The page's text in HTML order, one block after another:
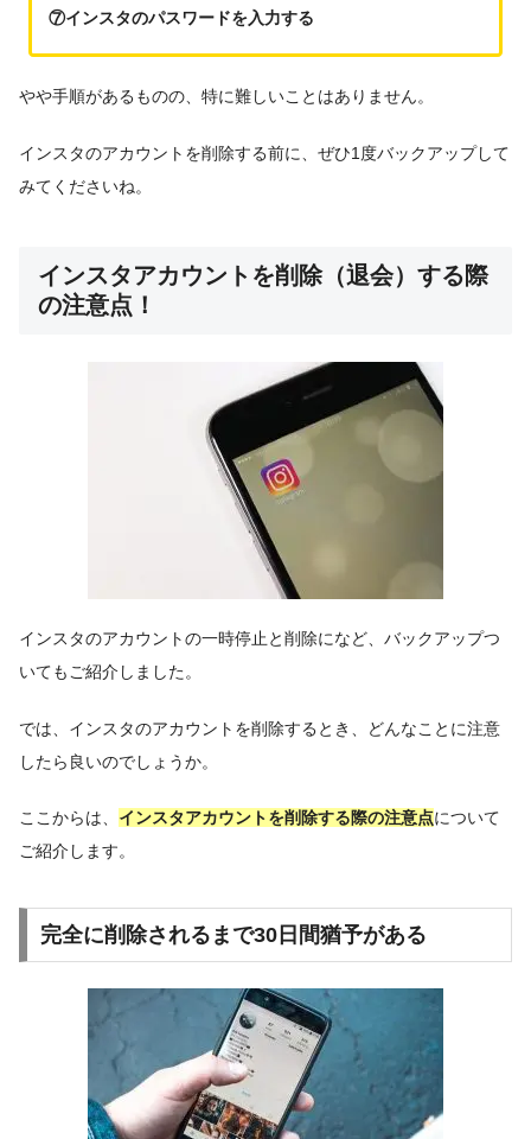
⑦インスタのパスワードを入力する
やや手順があるものの、特に難しいことはありません。
インスタのアカウントを削除する前に、ぜひ1度バックアップして
みてくださいね。
インスタアカウントを削除（退会）する際
の注意点！
インスタのアカウントの一時停止と削除になど、バックアップつ
いてもご紹介しました。
では、インスタのアカウントを削除するとき、どんなことに注意
したら良いのでしょうか。
ここからは、 インスタアカウントを削除する際の注意点について
ご紹介します。
完全に削除されるまで30日間猶予がある